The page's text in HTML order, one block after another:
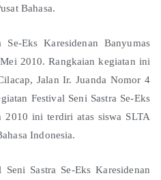
Bahasa.
Eks Karesidenan Banyumas
2010. Rangkaian kegiatan ini
Jalan Ir. Juanda Nomor 4
Festival Seni Sastra Se-Eks
2010 ini terdiri atas siswa SLTA
Indonesia.
Sastra Se-Eks Karesidenan